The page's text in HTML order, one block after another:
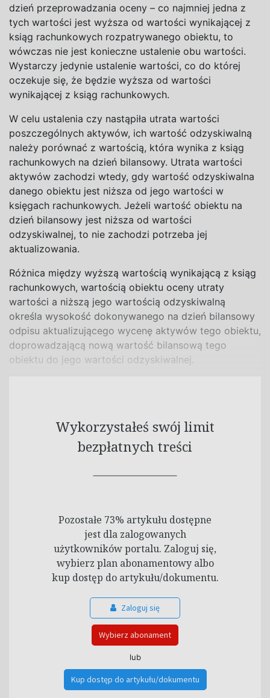
dzień przeprowadzania oceny – co najmniej jedna z
tych wartości jest wyższa od wartości wynikającej z
ksiąg rachunkowych rozpatrywanego obiektu, to
wówczas nie jest konieczne ustalenie obu wartości.
Wystarczy jedynie ustalenie wartości, co do której
oczekuje się, że będzie wyższa od wartości
wynikającej z ksiąg rachunkowych.
W celu ustalenia czy nastąpiła utrata wartości
poszczególnych aktywów, ich wartość odzyskiwalną
należy porównać z wartością, która wynika z ksiąg
rachunkowych na dzień bilansowy. Utrata wartości
aktywów zachodzi wtedy, gdy wartość odzyskiwalna
danego obiektu jest niższa od jego wartości w
księgach rachunkowych. Jeżeli wartość obiektu na
dzień bilansowy jest niższa od wartości
odzyskiwalnej, to nie zachodzi potrzeba jej
aktualizowania.
Różnica między wyższą wartością wynikającą z ksiąg
rachunkowych, wartością obiektu oceny utraty
wartości a niższą jego wartością odzyskiwalną
określa wysokość dokonywanego na dzień bilansowy
odpisu aktualizującego wycenę aktywów tego obiektu,
doprowadzającą nową wartość bilansową tego
obiektu do jego wartości odzyskiwalnej.
Wykorzystałeś swój limit
bezpłatnych treści
Pozostałe 73% artykułu dostępne
jest dla zalogowanych
użytkowników portalu. Zaloguj się,
wybierz plan abonamentowy albo
kup dostęp do artykułu/dokumentu.
Zaloguj się
Wybierz abonament
lub
Kup dostęp do artykułu/dokumentu